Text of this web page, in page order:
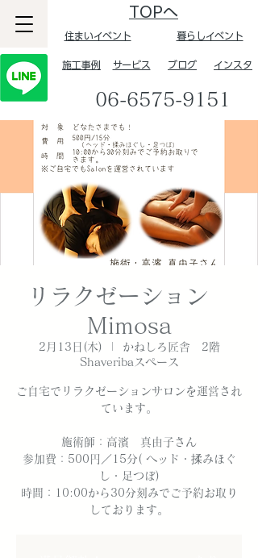
TOPへ
住まいイベント 暮らしイベント
​施工事例 サービス ブログ インスタ
06-6575-9151
リラクゼーション
Mimosa
2月13日(木)
かねしろ匠舎 2階
Shaveribaスペース
ご自宅でリラクゼーションサロンを運営され
ています。
施術師：高濱 真由子さん
参加費：500円／15分( ヘッド・揉みほぐ
し・足つぼ)
時間：10:00から30分刻みでご予約お取り
しております。